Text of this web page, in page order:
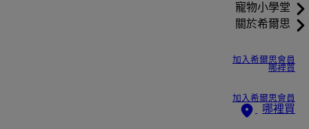
寵物小學堂
關於希爾思
加入希爾思會員
哪裡買
加入希爾思會員
哪裡買